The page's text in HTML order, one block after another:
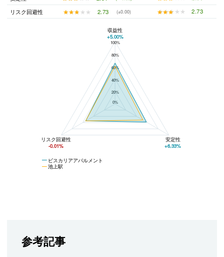
リスク回避性
★★★★★
★★★★★ 2.73 (±0.00) ★★★★★
★★★★★ 2.73
ビスカリアアパルメントと池上駅の平均値の総合評価の比較
100%
80%
60%
40%
20%
0%
ビスカリアアパルメント
池上駅
収益性
+5.00%
リスク回避性
-0.01%
安定性
+6.33%
参考記事